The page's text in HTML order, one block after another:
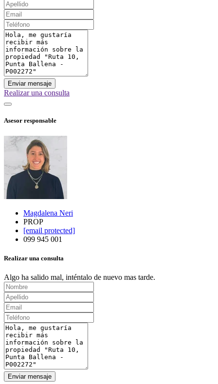
Enviar mensaje
Realizar una consulta
Asesor responsable
Magdalena Neri
PROP
[email protected]
099 945 001
Realizar una consulta
Algo ha salido mal, inténtalo de nuevo mas tarde.
Enviar mensaje